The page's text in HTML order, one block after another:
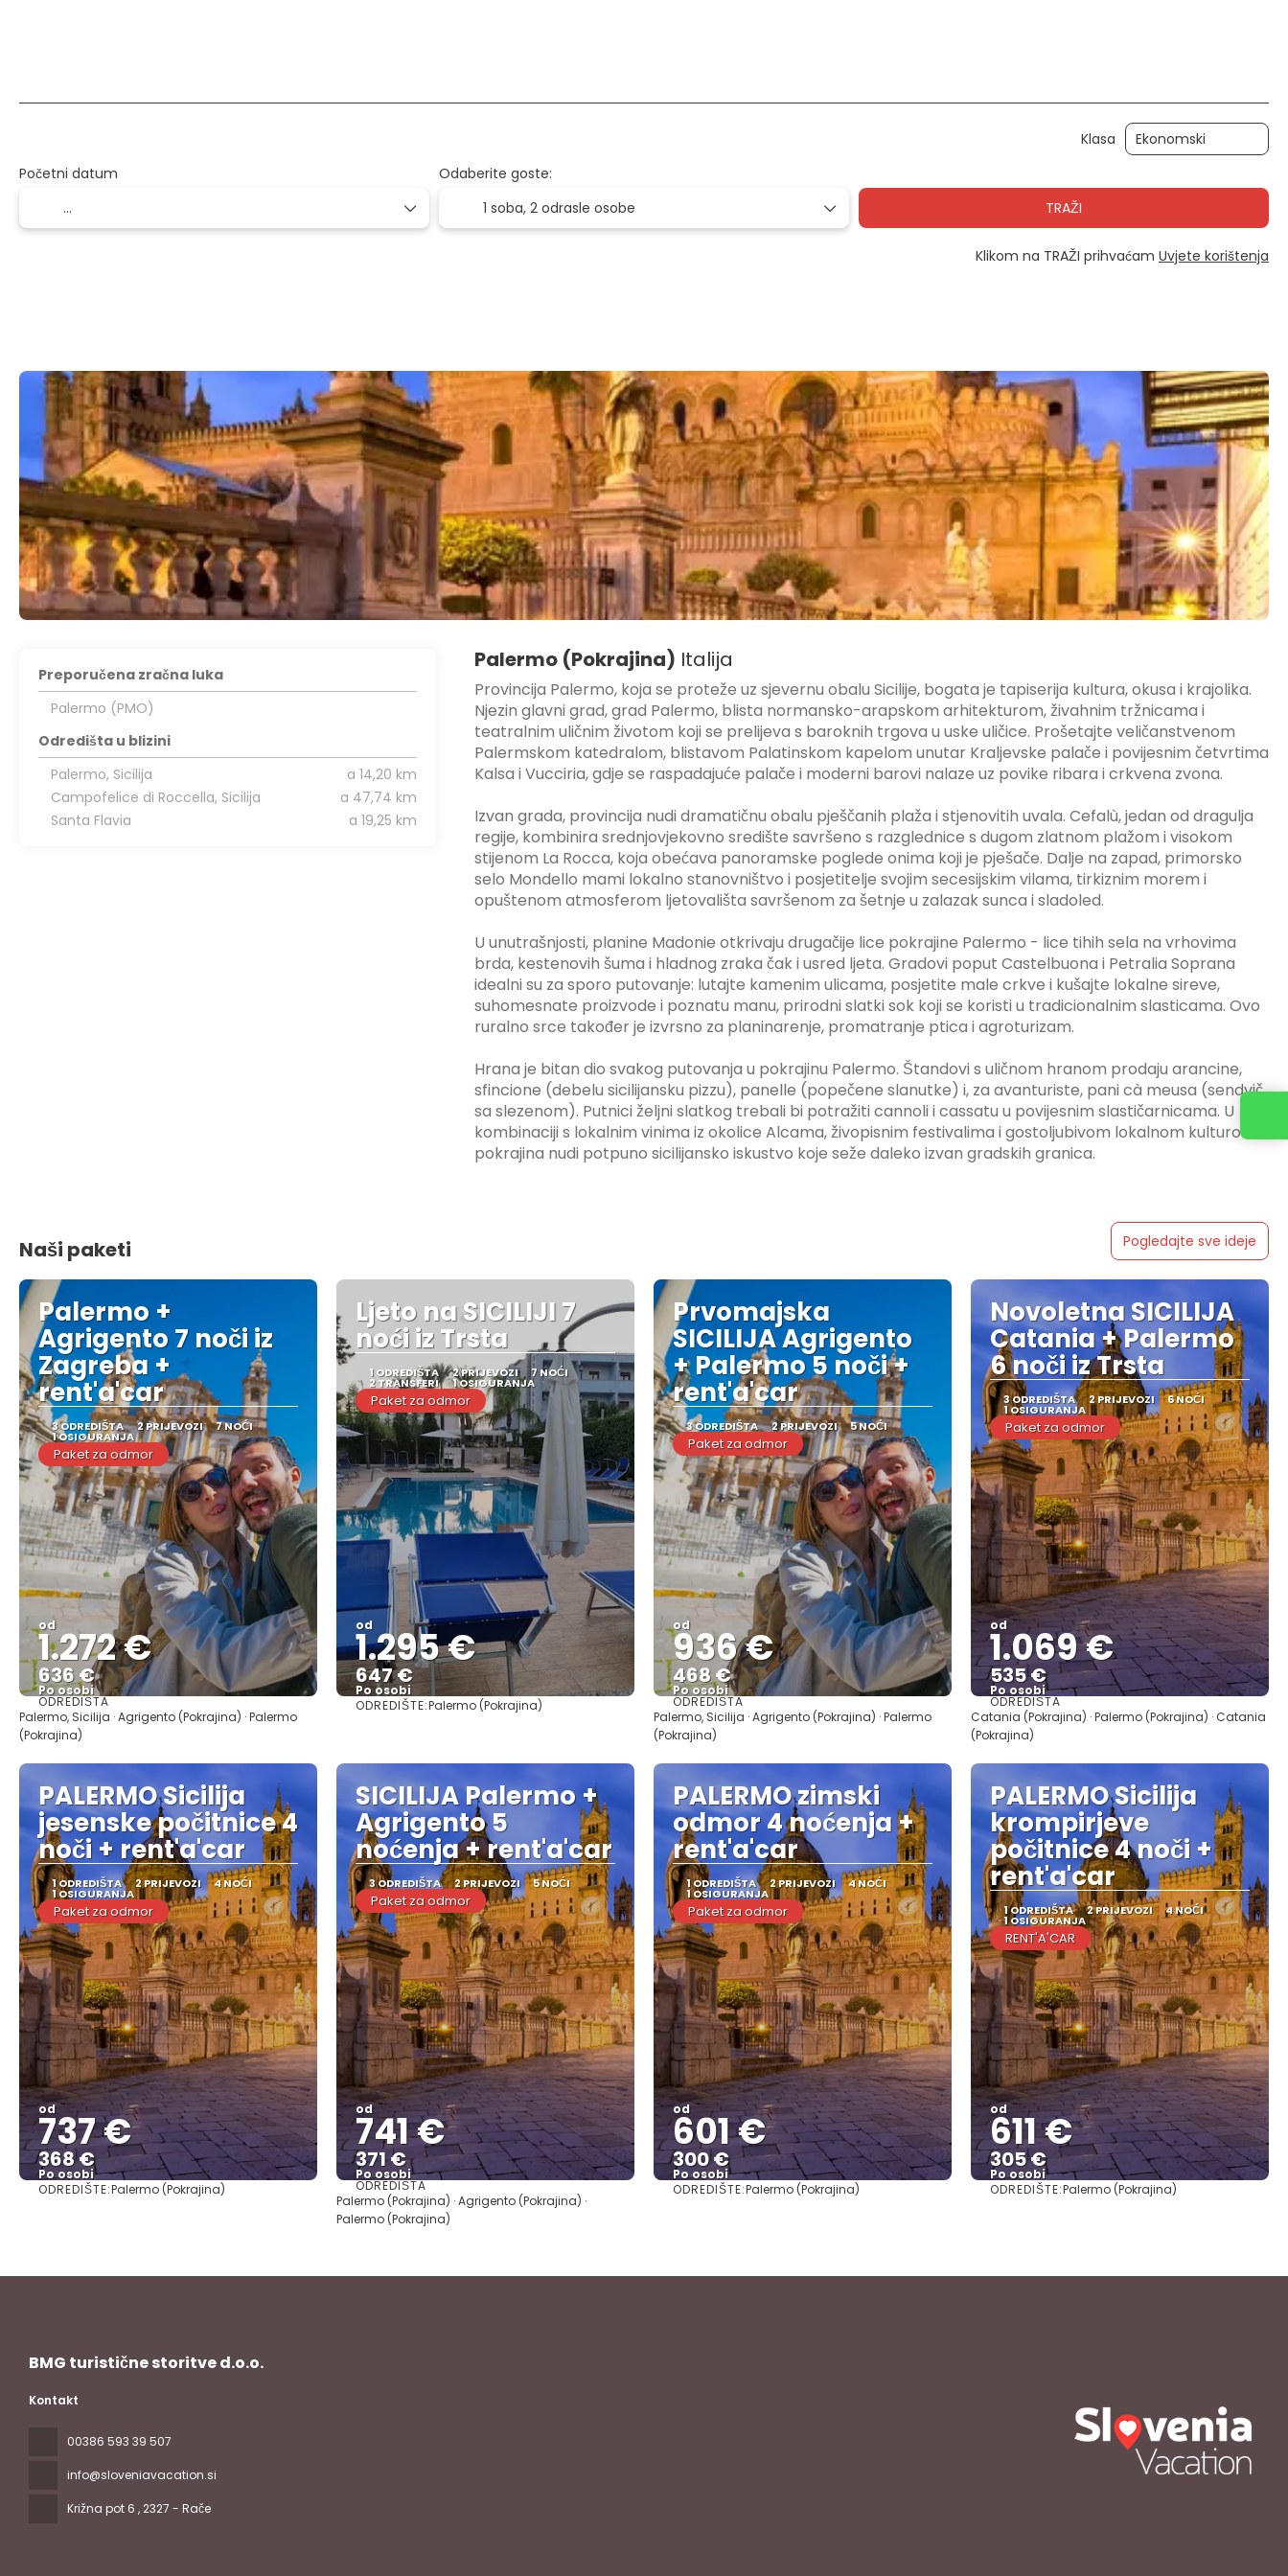
Klasa
Početni datum
Odaberite goste:
1 soba, 2 odrasle osobe TRAŽI
Klikom na TRAŽI prihvaćam Uvjete korištenja
Palermo (Pokrajina) Italija
Provincija Palermo, koja se proteže uz sjevernu obalu Sicilije, bogata je tapiserija kultura, okusa i krajolika.
Njezin glavni grad, grad Palermo, blista normansko-arapskom arhitekturom, živahnim tržnicama i
teatralnim uličnim životom koji se prelijeva s baroknih trgova u uske uličice. Prošetajte veličanstvenom
Palermskom katedralom, blistavom Palatinskom kapelom unutar Kraljevske palače i povijesnim četvrtima
Kalsa i Vucciria, gdje se raspadajuće palače i moderni barovi nalaze uz povike ribara i crkvena zvona.
Izvan grada, provincija nudi dramatičnu obalu pješčanih plaža i stjenovitih uvala. Cefalù, jedan od dragulja
regije, kombinira srednjovjekovno središte savršeno s razglednice s dugom zlatnom plažom i visokom
stijenom La Rocca, koja obećava panoramske poglede onima koji je pješače. Dalje na zapad, primorsko
selo Mondello mami lokalno stanovništvo i posjetitelje svojim secesijskim vilama, tirkiznim morem i
opuštenom atmosferom ljetovališta savršenom za šetnje u zalazak sunca i sladoled.
U unutrašnjosti, planine Madonie otkrivaju drugačije lice pokrajine Palermo - lice tihih sela na vrhovima
brda, kestenovih šuma i hladnog zraka čak i usred ljeta. Gradovi poput Castelbuona i Petralia Soprana
idealni su za sporo putovanje: lutajte kamenim ulicama, posjetite male crkve i kušajte lokalne sireve,
suhomesnate proizvode i poznatu manu, prirodni slatki sok koji se koristi u tradicionalnim slasticama. Ovo
ruralno srce također je izvrsno za planinarenje, promatranje ptica i agroturizam.
Hrana je bitan dio svakog putovanja u pokrajinu Palermo. Štandovi s uličnom hranom prodaju arancine,
sfincione (debelu sicilijansku pizzu), panelle (popečene slanutke) i, za avanturiste, pani cà meusa (sendvič
sa slezenom). Putnici željni slatkog trebali bi potražiti cannoli i cassatu u povijesnim slastičarnicama. U
kombinaciji s lokalnim vinima iz okolice Alcama, živopisnim festivalima i gostoljubivom lokalnom kulturom,
pokrajina nudi potpuno sicilijansko iskustvo koje seže daleko izvan gradskih granica.
Preporučena zračna luka
Palermo (PMO)
Odredišta u blizini
Palermo, Sicilija
a 14,20 km
Campofelice di Roccella, Sicilija
a 47,74 km
Santa Flavia
a 19,25 km
Naši paketi Pogledajte sve ideje
Palermo +
Agrigento 7 noči iz
Zagreba +
rent'a'car
3 ODREDIŠTA 2 PRIJEVOZI 7 NOĆI
1 OSIGURANJA
Paket za odmor
od
1.272 €
636 €
Po osobi
Vidjeti
ODREDIŠTA
Palermo, Sicilija · Agrigento (Pokrajina) · Palermo
(Pokrajina)
Ljeto na SICILIJI 7
noći iz Trsta
1 ODREDIŠTA 2 PRIJEVOZI 7 NOĆI
2 TRANSFERI 1 OSIGURANJA
Paket za odmor
od
1.295 €
647 €
Po osobi
Vidjeti
ODREDIŠTE:Palermo (Pokrajina)
Prvomajska
SICILIJA Agrigento
+ Palermo 5 noči +
rent'a'car
3 ODREDIŠTA 2 PRIJEVOZI 5 NOĆI
Paket za odmor
od
936 €
468 €
Po osobi
Vidjeti
ODREDIŠTA
Palermo, Sicilija · Agrigento (Pokrajina) · Palermo
(Pokrajina)
Novoletna SICILIJA
Catania + Palermo
6 noči iz Trsta
3 ODREDIŠTA 2 PRIJEVOZI 6 NOĆI
1 OSIGURANJA
Paket za odmor
od
1.069 €
535 €
Po osobi
Vidjeti
ODREDIŠTA
Catania (Pokrajina) · Palermo (Pokrajina) · Catania
(Pokrajina)
PALERMO Sicilija
jesenske počitnice 4
noči + rent'a'car
1 ODREDIŠTA 2 PRIJEVOZI 4 NOĆI
1 OSIGURANJA
Paket za odmor
od
737 €
368 €
Po osobi
Vidjeti
ODREDIŠTE:Palermo (Pokrajina)
SICILIJA Palermo +
Agrigento 5
noćenja + rent'a'car
3 ODREDIŠTA 2 PRIJEVOZI 5 NOĆI
Paket za odmor
od
741 €
371 €
Po osobi
Vidjeti
ODREDIŠTA
Palermo (Pokrajina) · Agrigento (Pokrajina) ·
Palermo (Pokrajina)
PALERMO zimski
odmor 4 noćenja +
rent'a'car
1 ODREDIŠTA 2 PRIJEVOZI 4 NOĆI
1 OSIGURANJA
Paket za odmor
od
601 €
300 €
Po osobi
Vidjeti
ODREDIŠTE:Palermo (Pokrajina)
PALERMO Sicilija
krompirjeve
počitnice 4 noči +
rent'a'car
1 ODREDIŠTA 2 PRIJEVOZI 4 NOĆI
1 OSIGURANJA
RENT'A'CAR
od
611 €
305 €
Po osobi
Vidjeti
ODREDIŠTE:Palermo (Pokrajina)
BMG turistične storitve d.o.o.
Kontakt
00386 593 39 507
info@sloveniavacation.si
Križna pot 6 , 2327 - Rače
Kontaktirajte nas